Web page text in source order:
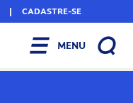
| CADASTRE-SE
MENU